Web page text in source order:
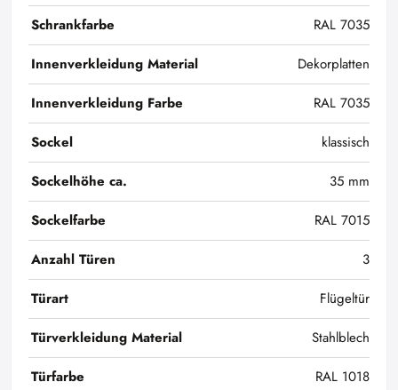
Schrankfarbe
RAL 7035
Innenverkleidung Material
Dekorplatten
Innenverkleidung Farbe
RAL 7035
Sockel
klassisch
Sockelhöhe ca.
35 mm
Sockelfarbe
RAL 7015
Anzahl Türen
3
Türart
Flügeltür
Türverkleidung Material
Stahlblech
Türfarbe
RAL 1018